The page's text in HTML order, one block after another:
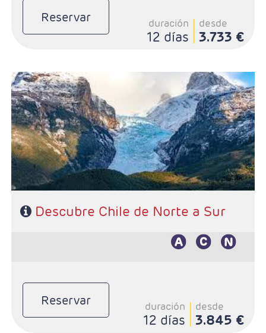
Reservar duración
12 días
desde
3.733 €
- Salidas: Diarias
- Ruta: 3 noches Santigo, 3 noches San Pedro de
Atacama y 3 noches Puerto Natales
- Categoría hotelera: De libre elección
- Régimen: Según programa
Descubre Chile de Norte a Sur
Reservar duración
12 días
desde
3.845 €